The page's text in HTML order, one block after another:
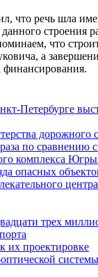
что речь шла
строения
что
а
финансирования.
Петербурге
дорожного
по сравнению
комплекса
опасных
трех
их проектировке